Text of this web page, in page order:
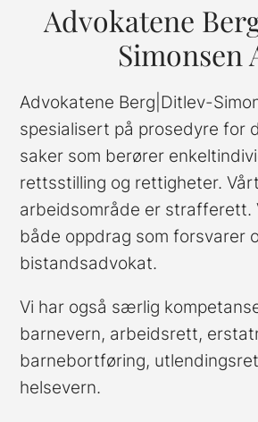
Advokatene
Simonsen
Advokatene Berg|Ditlev-
spesialisert på prosedyre for
saker som berører
rettsstilling og rettigheter.
arbeidsområde er strafferett.
både oppdrag som forsvarer
bistandsadvokat.
Vi har også særlig
barnevern, arbeidsrett,
barnebortføring,
helsevern.